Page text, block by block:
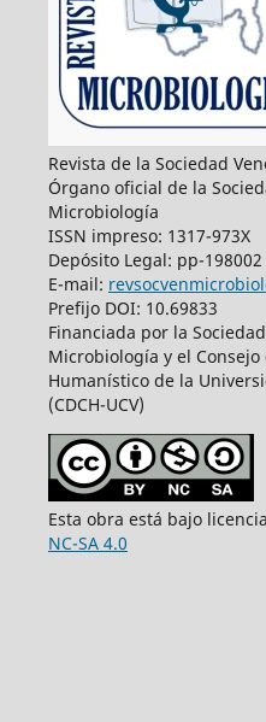
Revista de la Sociedad
Órgano oficial de la
Microbiología
ISSN impreso: 1317-973X
Depósito Legal: pp-198002
E-mail:
Prefijo DOI: 10.69833
Financiada por la
Microbiología y el
Humanístico de la
(CDCH-UCV)
Esta obra está bajo licencia
NC-SA 4.0